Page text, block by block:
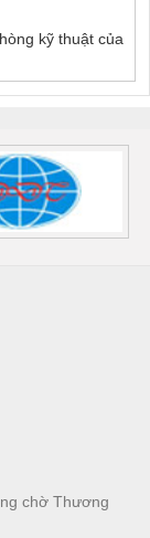
kỹ thuật của
chờ Thương